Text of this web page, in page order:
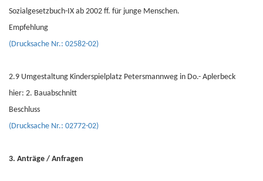
Sozialgesetzbuch-IX ab 2002 ff. für junge Menschen.
Empfehlung
(Drucksache Nr.: 02582-02)
2.9 Umgestaltung Kinderspielplatz Petersmannweg in Do.- Aplerbeck
hier: 2. Bauabschnitt
Beschluss
(Drucksache Nr.: 02772-02)
3. Anträge / Anfragen